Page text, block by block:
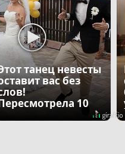
танец невесты
вас без
10